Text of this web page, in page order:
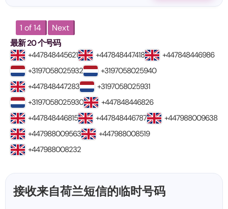
1 of 14
Next
最新 20 个号码
+447848445621 +447848447418
+447848446986
+3197058025932
+3197058025940
+447848447283
+3197058025931
+3197058025930
+447848446826
+447848446815
+447848446787
+447988009638
+447988009563
+447988008519
+447988008232
接收来自荷兰短信的临时号码